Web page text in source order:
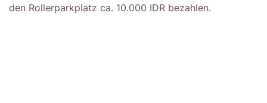
den Rollerparkplatz ca. 10.000 IDR bezahlen.